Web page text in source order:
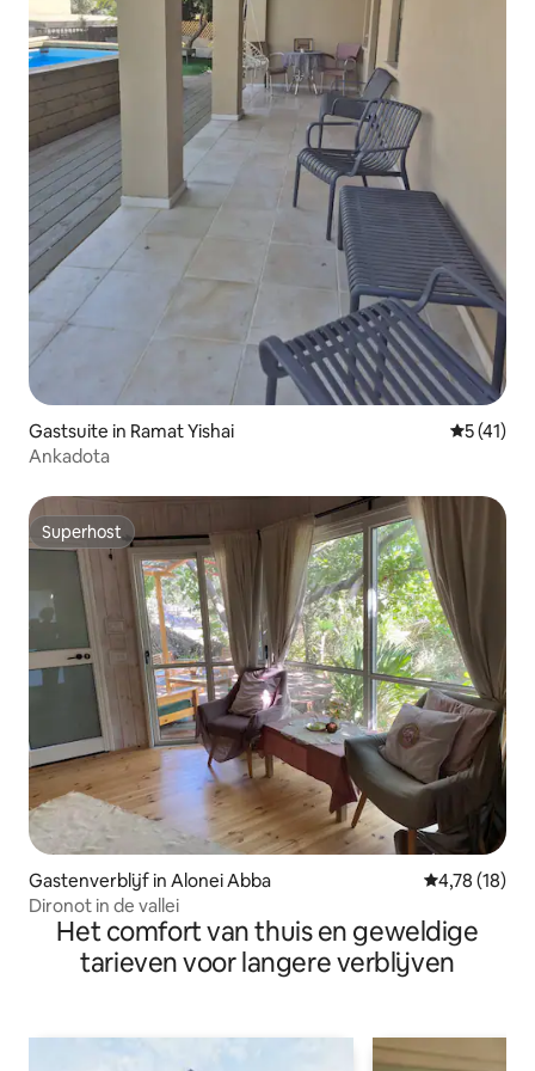
Gastsuite in Ramat Yishai
5 (41)
Ankadota
Superhost
Superhost
Gastenverblijf in Alonei Abba Gemiddelde
4,78 (18)
Dironot in de vallei
Het comfort van thuis en geweldige
tarieven voor langere verblijven